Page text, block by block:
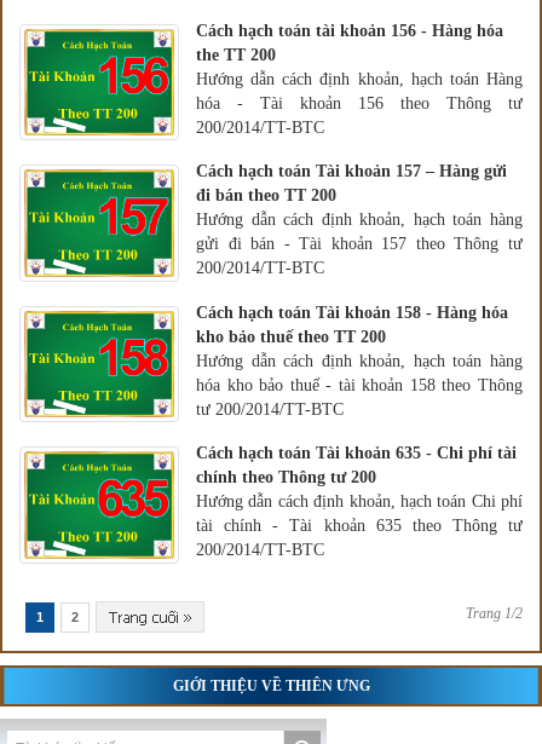
Cách hạch toán tài khoản 156 - Hàng hóa
the TT 200
Hướng dẫn cách định khoản, hạch toán Hàng
hóa - Tài khoản 156 theo Thông tư
200/2014/TT-BTC
Cách hạch toán Tài khoản 157 – Hàng gửi
đi bán theo TT 200
Hướng dẫn cách định khoản, hạch toán hàng
gửi đi bán - Tài khoản 157 theo Thông tư
200/2014/TT-BTC
Cách hạch toán Tài khoản 158 - Hàng hóa
kho bảo thuế theo TT 200
Hướng dẫn cách định khoản, hạch toán hàng
hóa kho bảo thuế - tài khoản 158 theo Thông
tư 200/2014/TT-BTC
Cách hạch toán Tài khoản 635 - Chi phí tài
chính theo Thông tư 200
Hướng dẫn cách định khoản, hạch toán Chi phí
tài chính - Tài khoản 635 theo Thông tư
200/2014/TT-BTC
1 2 Trang 1/2
GIỚI THIỆU VỀ THIÊN ƯNG